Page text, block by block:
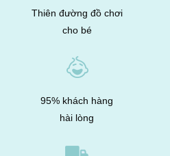
Thiên đường đồ chơi
cho bé
95% khách hàng
hài lòng